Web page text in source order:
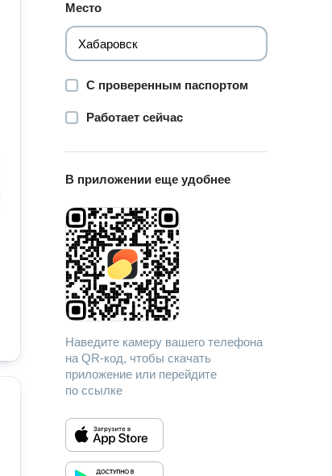
Место
С проверенным паспортом
Работает сейчас
В приложении еще удобнее
Наведите камеру вашего телефона
на QR-код, чтобы скачать
приложение или перейдите
по ссылке